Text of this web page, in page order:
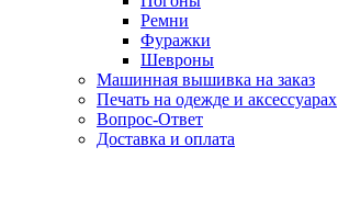
Ремни
Фуражки
Шевроны
Машинная вышивка на заказ
Печать на одежде и аксессуарах
Вопрос-Ответ
Доставка и оплата